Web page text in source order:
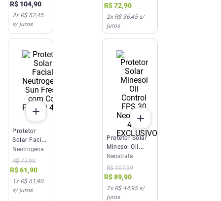
Bronze
FPS60 40ml
R$ 104,90
2x R$ 52,45
s/ juros
300ml
R$72,90
2x R$ 36,45s/
juros
Protetor
Solar Facial
Neutrogena
Sun Fresh
com Cor
FPS 70 40g
Neutrogena
R$ 77,99
R$61,90
1x R$ 61,90
s/ juros
EXCLUSIVO SITE E APP
Protetor Solar
Minesol Oil
Control FPS 30
NeoStrata 40g
Neostrata
R$ 107,99
R$89,90
2x R$ 44,95s/
juros